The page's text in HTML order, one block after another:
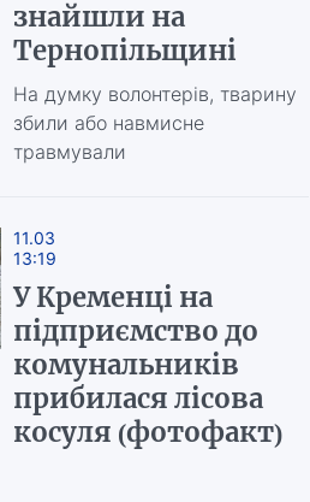
знайшли на
Тернопільщині
На думку волонтерів, тварину
збили або навмисне
травмували
11.03
13:19
У Кременці на
підприємство до
комунальників
прибилася лісова
косуля (фотофакт)